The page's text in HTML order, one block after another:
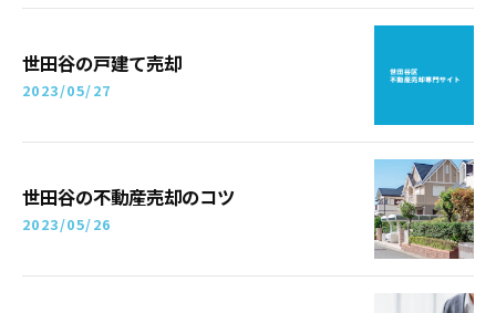
世田谷の戸建て売却
2023/05/27
世田谷の不動産売却のコツ
2023/05/26